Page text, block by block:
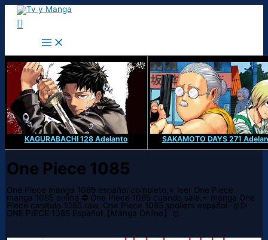
Ir
contenido
Buscar
KAGURABACHI 128 Adelanto SAKAMOTO DAYS 271
One Piece 1085
One Piece manga 1085 español completo,⭐ leer One Piece
manga 1085 online ⛔ One Piece 1085 cuando sale,⭐ manga One
Piece capitulo 1085 raw, One Piece 1085 spoilers español. 🥇▷
ONE PIECE 1085 Español【Manga Online】🥇